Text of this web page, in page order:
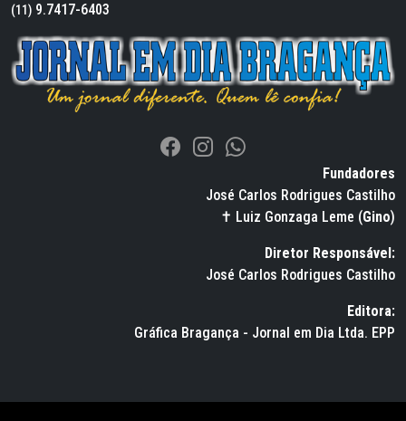
(11) 9.7417-6403
Fundadores
José Carlos Rodrigues Castilho
✝ Luiz Gonzaga Leme (Gino)
Diretor Responsável:
José Carlos Rodrigues Castilho
Editora:
Gráfica Bragança - Jornal em Dia Ltda. EPP